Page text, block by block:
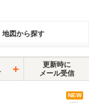
地図から探す
更新時に
メール受信
NEW